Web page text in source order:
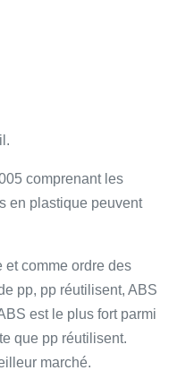
comprenant les
en plastique peuvent
et comme ordre des
pp, pp réutilisent, ABS
est le plus fort parmi
que pp réutilisent.
marché.